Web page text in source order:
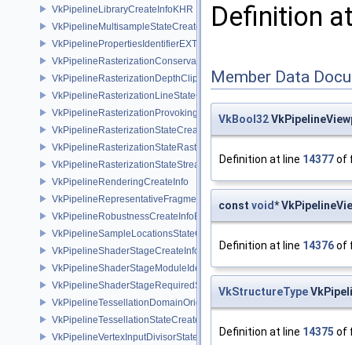
VkPipelineLibraryCreateInfoKHR
VkPipelineMultisampleStateCreateInfo
VkPipelinePropertiesIdentifierEXT
VkPipelineRasterizationConservativeStateCreateInfoEXT
VkPipelineRasterizationDepthClipStateCreateInfoEXT
VkPipelineRasterizationLineStateCreateInfoEXT
VkPipelineRasterizationProvokingVertexStateCreateInfoEXT
VkPipelineRasterizationStateCreateInfo
VkPipelineRasterizationStateRasterizationOrderAMD
VkPipelineRasterizationStateStreamCreateInfoEXT
VkPipelineRenderingCreateInfo
VkPipelineRepresentativeFragmentTestStateCreateInfoNV
VkPipelineRobustnessCreateInfoEXT
VkPipelineSampleLocationsStateCreateInfoEXT
VkPipelineShaderStageCreateInfo
VkPipelineShaderStageModuleIdentifierCreateInfoEXT
VkPipelineShaderStageRequiredSubgroupSizeCreateInfo
VkPipelineTessellationDomainOriginStateCreateInfo
VkPipelineTessellationStateCreateInfo
VkPipelineVertexInputDivisorStateCreateInfoEXT
Definition
Member Data
VkBool32
Definition at line 14377of
const void*
Definition at line 14376of
VkStructureType
Definition at line 14375 of